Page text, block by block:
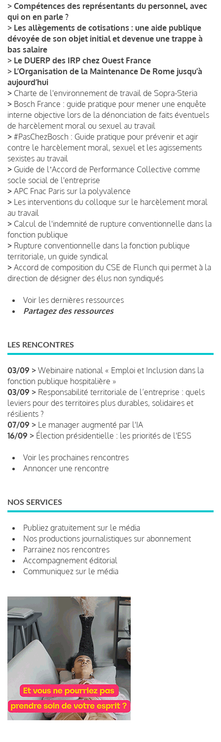
> Compétences des représentants du personnel, avec
qui on en parle ?
> Les allègements de cotisations : une aide publique
dévoyée de son objet initial et devenue une trappe à
bas salaire
> Le DUERP des IRP chez Ouest France
> L’Organisation de la Maintenance De Rome jusqu’à
aujourd’hui
> Charte de l'environnement de travail de Sopra-Steria
> Bosch France : guide pratique pour mener une enquête
interne objective lors de la dénonciation de faits éventuels
de harcèlement moral ou sexuel au travail
> #PasChezBosch : Guide pratique pour prévenir et agir
contre le harcèlement moral, sexuel et les agissements
sexistes au travail
> Guide de lʼAccord de Performance Collective comme
socle social de l'entreprise
> APC Fnac Paris sur la polyvalence
> Les interventions du colloque sur le harcèlement moral
au travail
> Calcul de l'indemnité de rupture conventionnelle dans la
fonction publique
> Rupture conventionnelle dans la fonction publique
territoriale, un guide syndical
> Accord de composition du CSE de Flunch qui permet à la
direction de désigner des élus non syndiqués
Voir les dernières ressources
Partagez des ressources
LES RENCONTRES
03/09 > Webinaire national « Emploi et Inclusion dans la
fonction publique hospitalière »
03/09 > Responsabilité territoriale de l’entreprise : quels
leviers pour des territoires plus durables, solidaires et
résilients ?
07/09 > Le manager augmenté par l'IA
16/09 > Élection présidentielle : les priorités de l'ESS
Voir les prochaines rencontres
Annoncer une rencontre
NOS SERVICES
Publiez gratuitement sur le média
Nos productions journalistiques sur abonnement
Parrainez nos rencontres
Accompagnement éditorial
Communiquez sur le média